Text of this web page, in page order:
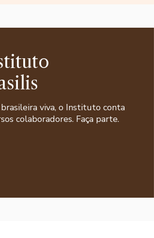
viva, o Instituto conta
colaboradores. Faça parte.